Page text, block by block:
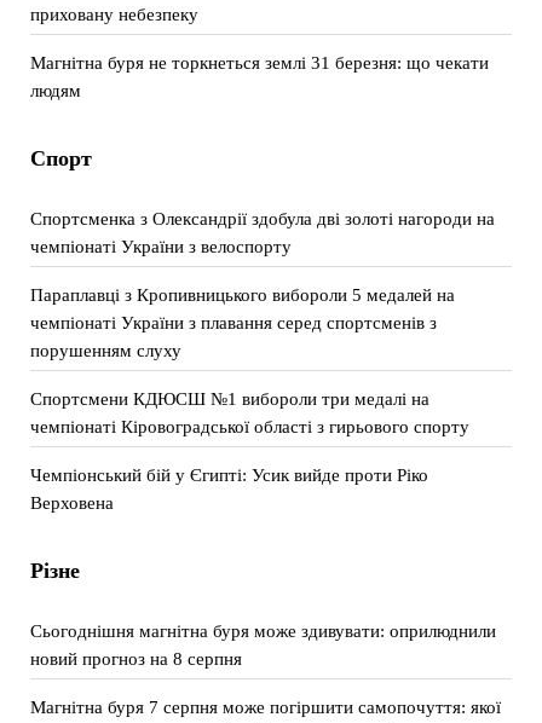
приховану небезпеку
Магнітна буря не торкнеться землі 31 березня: що чекати
людям
Спорт
Спортсменка з Олександрії здобула дві золоті нагороди на
чемпіонаті України з велоспорту
Параплавці з Кропивницького вибороли 5 медалей на
чемпіонаті України з плавання серед спортсменів з
порушенням слуху
Спортсмени КДЮСШ №1 вибороли три медалі на
чемпіонаті Кіровоградської області з гирьового спорту
Чемпіонський бій у Єгипті: Усик вийде проти Ріко
Верховена
Різне
Сьогоднішня магнітна буря може здивувати: оприлюднили
новий прогноз на 8 серпня
Магнітна буря 7 серпня може погіршити самопочуття: якої